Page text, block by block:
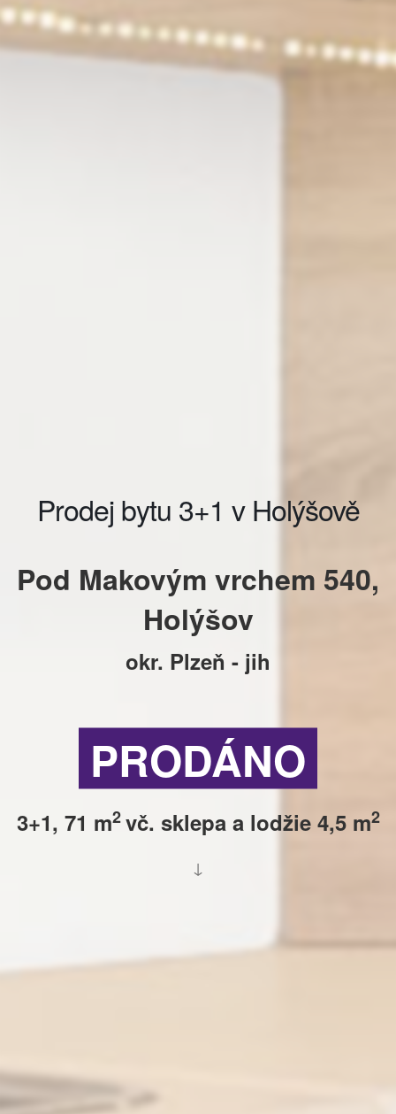
Prodej bytu 3+1 v Holýšově
Pod Makovým vrchem 540,
Holýšov
okr. Plzeň - jih
PRODÁNO
3+1, 71 m2vč. sklepa a lodžie 4,5 m2
↓